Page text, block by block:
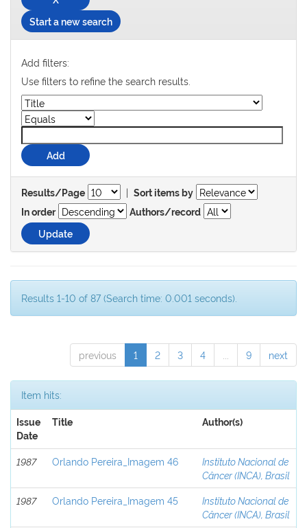
Start a new search
Add filters:
Use filters to refine the search results.
Results/Page | Sort items by
In order
Authors/record
Results 1-10 of 87 (Search time: 0.001 seconds).
previous 1 2 3 4 9 next
Item hits:
Issue
Date
Title Author(s)
1987 Orlando Pereira_Imagem 46
Instituto Nacional de
Câncer (INCA), Brasil
1987
Orlando Pereira_Imagem 45
Instituto Nacional de
Câncer (INCA), Brasil